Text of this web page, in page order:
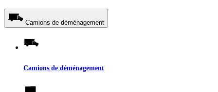
Camions de déménagement
Camions de déménagement